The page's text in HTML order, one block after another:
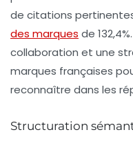
de citations
des marques de 132,4%
collaboration et une
marques françaises
reconnaître dans les
Structuration